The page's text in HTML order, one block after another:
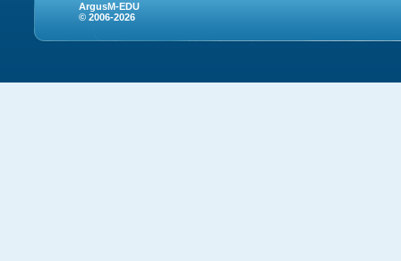
ArgusM-EDU
© 2006-2026